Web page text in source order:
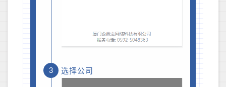
3 选择公司